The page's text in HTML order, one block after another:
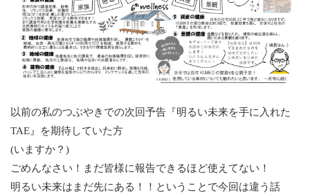
以前の私のつぶやきでの次回予告『明るい未来を手に入れた
TAE』を期待していた方
(いますか？)
ごめんなさい！まだ皆様に報告できるほど使えてない！
明るい未来はまだ先にある！！ということで今回は違う話